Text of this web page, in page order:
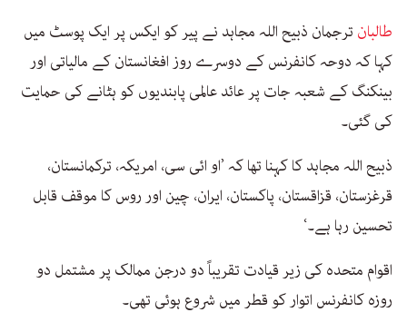
طالبان ترجمان ذبیح اللہ مجاہد نے پیر کو ایکس پر ایک پوسٹ میں
کہا کہ دوحہ کانفرنس کے دوسرے روز افغانستان کے مالیاتی اور
بینکنگ کے شعبہ جات پر عائد عالمی پابندیوں کو ہٹانے کی حمایت
کی گئی۔
ذبیح اللہ مجاہد کا کہنا تھا کہ ’او ائی سی، امریکہ، ترکمانستان،
قرغزستان، قزاقستان، پاکستان، ایران، چین اور روس کا موقف قابل
تحسین رہا ہے۔‘
اقوام متحدہ کی زیر قیادت تقریباً دو درجن ممالک پر مشتمل دو
روزہ کانفرنس اتوار کو قطر میں شروع ہوئی تھی۔